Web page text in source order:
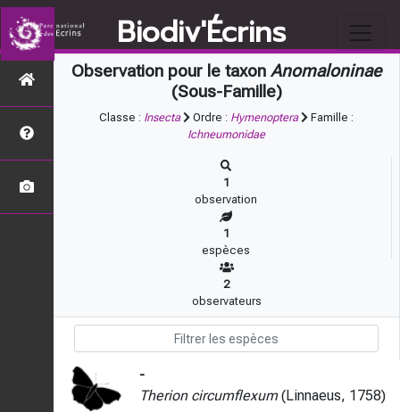
Biodiv'Écrins
Observation pour le taxon Anomaloninae
(Sous-Famille)
Classe : Insecta Ordre : Hymenoptera
Famille :
Ichneumonidae
1
observation
1
espèces
2
observateurs
-
Therion circumflexum(Linnaeus, 1758)